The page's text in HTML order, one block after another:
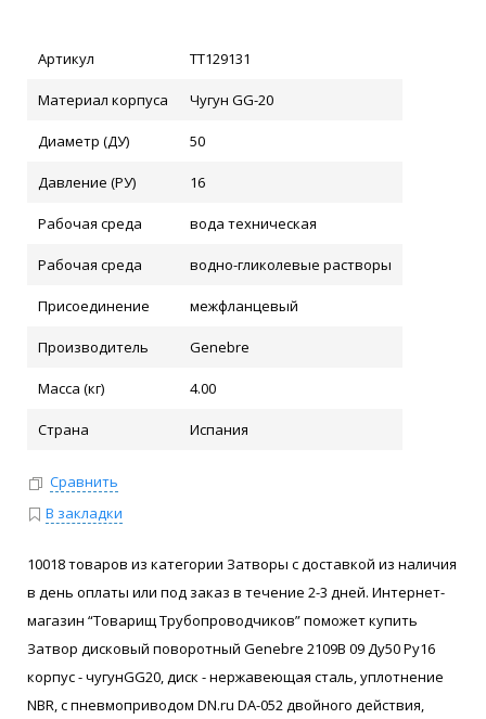
Артикул ТТ129131
Материал корпуса Чугун GG-20
Диаметр (ДУ) 50
Давление (РУ) 16
Рабочая среда вода техническая
Рабочая среда водно-гликолевые растворы
Присоединение межфланцевый
Производитель Genebre
Масса (кг) 4.00
Страна Испания
Сравнить
В закладки
10018 товаров из категории Затворы с доставкой из наличия
в день оплаты или под заказ в течение 2-3 дней. Интернет-
магазин “Товарищ Трубопроводчиков” поможет купить
Затвор дисковый поворотный Genebre 2109В 09 Ду50 Ру16
корпус - чугунGG20, диск - нержавеющая сталь, уплотнение
NBR, с пневмоприводом DN.ru DA-052 двойного действия,